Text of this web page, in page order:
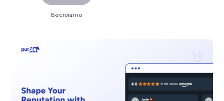
Бесплатно